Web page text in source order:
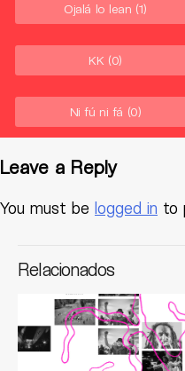
Ojalá lo lean (1)
KK (0)
Ni fú ni fá (0)
Leave a Reply
You must be logged in to
Relacionados